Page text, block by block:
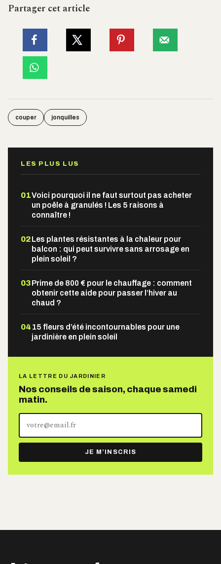
Partager cet article
couper jonquilles
LES PLUS LUS
01Voici pourquoi il ne faut surtout pas acheter
un poêle à granulés ! Les 5 raisons à
connaître !
02Les plantes résistantes à la chaleur pour
balcon : qui peut survivre sans arrosage en
plein soleil ?
03Prime de 800 € pour le chauffage : comment
obtenir cette aide pour passer l’hiver au
chaud ?
04 15 fleurs d’été incontournables pour une
jardinière en plein soleil
LA LETTRE DU JARDINIER
Nos conseils de saison, chaque samedi
matin.
Votre
adresse
e-
mail
JE M’INSCRIS